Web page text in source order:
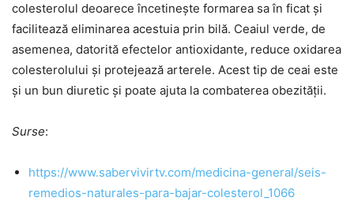
colesterolul deoarece încetinește formarea sa în ficat și
facilitează eliminarea acestuia prin bilă. Ceaiul verde, de
asemenea, datorită efectelor antioxidante, reduce oxidarea
colesterolului și protejează arterele. Acest tip de ceai este
și un bun diuretic și poate ajuta la combaterea obezității.
Surse:
https://www.sabervivirtv.com/medicina-general/seis-
remedios-naturales-para-bajar-colesterol_1066